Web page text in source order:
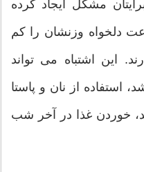
مشکل ایجاد کرده
دلخواه وزنشان را کم
این اشتباه می تواند
استفاده از نان و پاستا
خوردن غذا در آخر شب